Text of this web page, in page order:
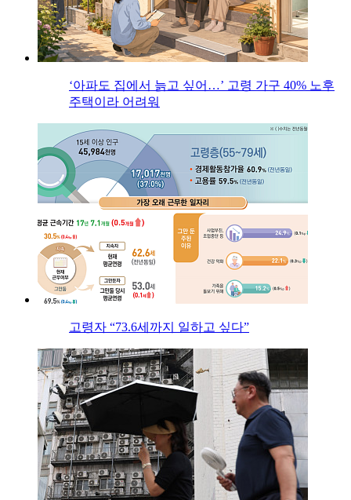
‘아파도 집에서 늙고 싶어…’ 고령 가구 40% 노후
주택이라 어려워
고령자 “73.6세까지 일하고 싶다”